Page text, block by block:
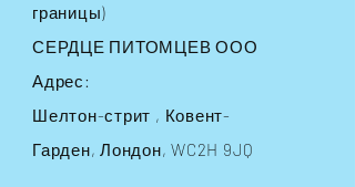
границы)
СЕРДЦЕ ПИТОМЦЕВ ООО
Адрес:
Шелтон-стрит , Ковент-
Гарден, Лондон, WC2H 9JQ